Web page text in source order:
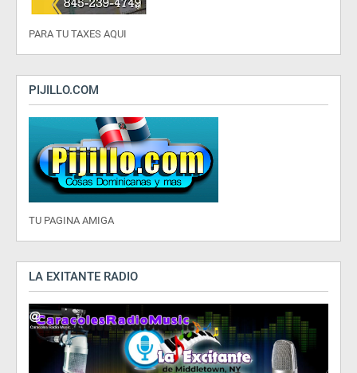
PARA TU TAXES AQUI
PIJILLO.COM
TU PAGINA AMIGA
LA EXITANTE RADIO